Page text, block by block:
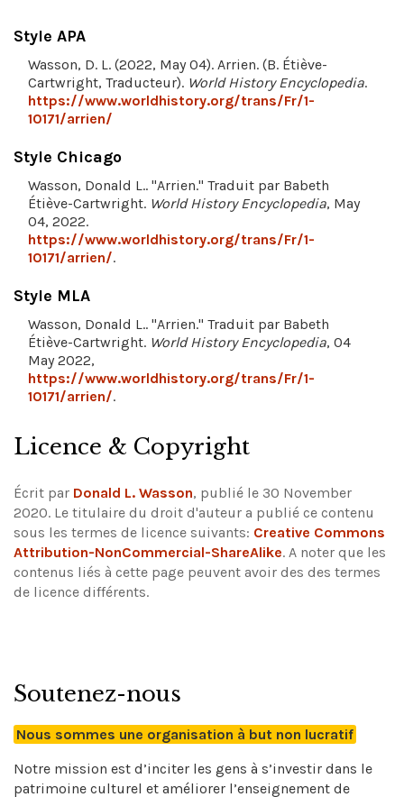
Style APA
Wasson, D. L. (2022, May 04). Arrien. (B. Étiève-
Cartwright, Traducteur). World History Encyclopedia.
https://www.worldhistory.org/trans/Fr/1-
10171/arrien/
Style Chicago
Wasson, Donald L.. "Arrien." Traduit par Babeth
Étiève-Cartwright. World History Encyclopedia, May
04, 2022.
https://www.worldhistory.org/trans/Fr/1-
10171/arrien/.
Style MLA
Wasson, Donald L.. "Arrien." Traduit par Babeth
Étiève-Cartwright. World History Encyclopedia, 04
May 2022,
https://www.worldhistory.org/trans/Fr/1-
10171/arrien/.
Licence & Copyright
Écrit par Donald L. Wasson, publié le 30 November
2020. Le titulaire du droit d'auteur a publié ce contenu
sous les termes de licence suivants: Creative Commons
Attribution-NonCommercial-ShareAlike. A noter que les
contenus liés à cette page peuvent avoir des des termes
de licence différents.
Soutenez-nous
Nous sommes une organisation à but non lucratif
Notre mission est d’inciter les gens à s’investir dans le
patrimoine culturel et améliorer l’enseignement de